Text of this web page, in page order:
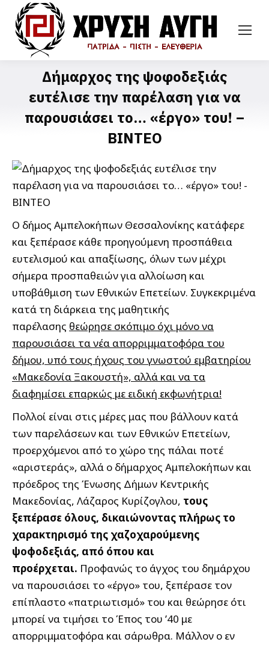
Δήμαρχος της ψοφοδεξιάς
ευτέλισε την παρέλαση για να
παρουσιάσει το… «έργο» του! –
ΒΙΝΤΕΟ
Ο δήμος Αμπελοκήπων Θεσσαλονίκης κατάφερε
και ξεπέρασε κάθε προηγούμενη προσπάθεια
ευτελισμού και απαξίωσης, όλων των μέχρι
σήμερα προσπαθειών για αλλοίωση και
υποβάθμιση των Εθνικών Επετείων. Συγκεκριμένα
κατά τη διάρκεια της μαθητικής
παρέλασης θεώρησε σκόπιμο όχι μόνο να
παρουσιάσει τα νέα απορριμματοφόρα του
δήμου, υπό τους ήχους του γνωστού εμβατηρίου
«Μακεδονία Ξακουστή», αλλά και να τα
διαφημίσει επαρκώς με ειδική εκφωνήτρια!
Πολλοί είναι στις μέρες μας που βάλλουν κατά
των παρελάσεων και των Εθνικών Επετείων,
προερχόμενοι από το χώρο της πάλαι ποτέ
«αριστεράς», αλλά ο δήμαρχος Αμπελοκήπων και
πρόεδρος της Ένωσης Δήμων Κεντρικής
Μακεδονίας, Λάζαρος Κυρίζογλου, τους
ξεπέρασε όλους, δικαιώνοντας πλήρως το
χαρακτηρισμό της χαζοχαρούμενης
ψοφοδεξιάς, από όπου και
προέρχεται. Προφανώς το άγχος του δημάρχου
να παρουσιάσει το «έργο» του, ξεπέρασε τον
επίπλαστο «πατριωτισμό» του και θεώρησε ότι
μπορεί να τιμήσει το Έπος του ’40 με
απορριμματοφόρα και σάρωθρα. Μάλλον ο εν